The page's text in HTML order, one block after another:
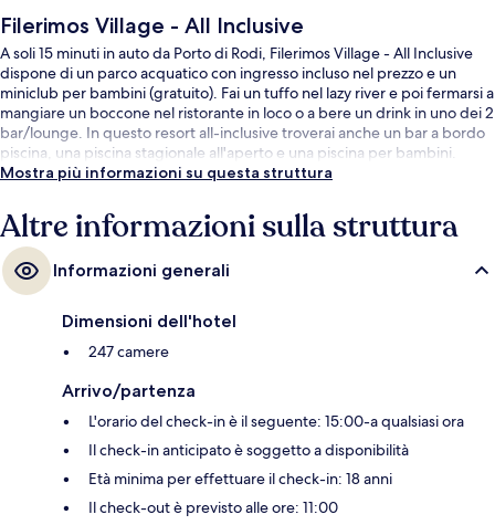
Filerimos Village - All Inclusive
A soli 15 minuti in auto da Porto di Rodi, Filerimos Village - All Inclusive
dispone di un parco acquatico con ingresso incluso nel prezzo e un
miniclub per bambini (gratuito). Fai un tuffo nel lazy river e poi fermarsi a
mangiare un boccone nel ristorante in loco o a bere un drink in uno dei 2
bar/lounge. In questo resort all-inclusive troverai anche un bar a bordo
piscina, una piscina stagionale all'aperto e una piscina per bambini.
Mostra più informazioni su questa struttura
Altre informazioni sulla struttura
Informazioni generali
Dimensioni dell'hotel
247 camere
Arrivo/partenza
L'orario del check-in è il seguente: 15:00-a qualsiasi ora
Il check-in anticipato è soggetto a disponibilità
Età minima per effettuare il check-in: 18 anni
Il check-out è previsto alle ore: 11:00